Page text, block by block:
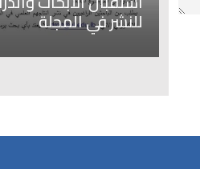
للنشر في المجلة